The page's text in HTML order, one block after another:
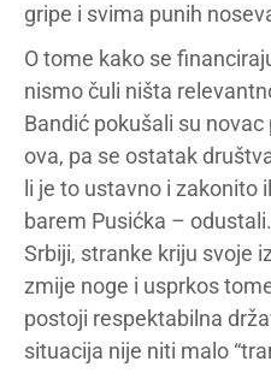
gripe i svima punih
O tome kako se
nismo čuli ništa
Bandić pokušali su
ova, pa se ostatak
li je to ustavno i zakonito
barem Pusićka –
Srbiji, stranke kriju svoje
zmije noge i usprkos
postoji respektabilna
situacija nije niti malo